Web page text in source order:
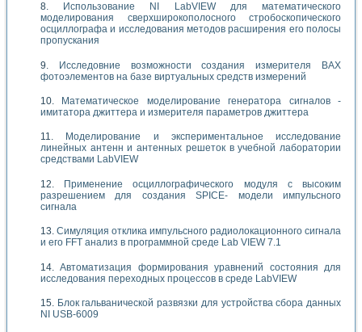
Использование NI LabVIEW для математического
моделирования сверхширокополосного стробоскопического
осциллографа и исследования методов расширения его полосы
пропускания
Исследовние возможности создания измерителя ВАХ
фотоэлементов на базе виртуальных средств измерений
Математическое моделирование генератора сигналов -
имитатора джиттера и измерителя параметров джиттера
Моделирование и экспериментальное исследование
линейных антенн и антенных решеток в учебной лаборатории
средствами LabVIEW
Применение осциллографического модуля с высоким
разрешением для создания SPICE- модели импульсного
сигнала
Симуляция отклика импульсного радиолокационного сигнала
и его FFT анализ в программной среде Lab VIEW 7.1
Автоматизация формирования уравнений состояния для
исследования переходных процессов в среде LabVIEW
Блок гальванической развязки для устройства сбора данных
NI USB-6009